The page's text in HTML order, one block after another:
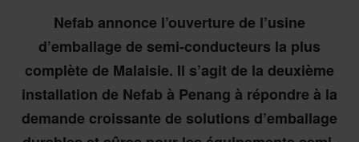
Nefab annonce l’ouverture de l’usine
d’emballage de semi-conducteurs la plus
complète de Malaisie. Il s’agit de la deuxième
installation de Nefab à Penang à répondre à la
demande croissante de solutions d’emballage